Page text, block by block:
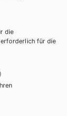
die
für die